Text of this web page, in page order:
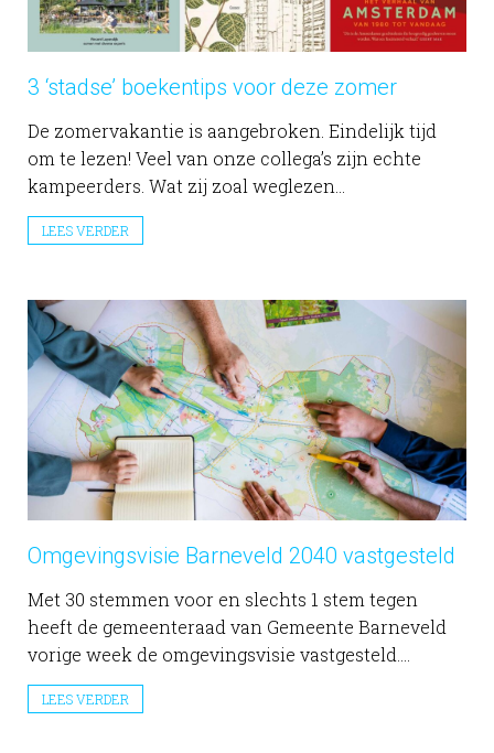
3 ‘stadse’ boekentips voor deze zomer
De zomervakantie is aangebroken. Eindelijk tijd
om te lezen! Veel van onze collega’s zijn echte
kampeerders. Wat zij zoal weglezen...
LEES VERDER
Omgevingsvisie Barneveld 2040 vastgesteld
Met 30 stemmen voor en slechts 1 stem tegen
heeft de gemeenteraad van Gemeente Barneveld
vorige week de omgevingsvisie vastgesteld....
LEES VERDER